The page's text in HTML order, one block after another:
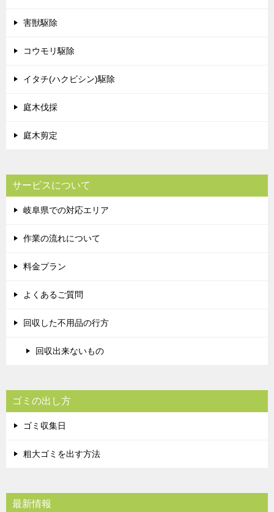
害獣駆除
コウモリ駆除
イタチ(ハクビシン)駆除
庭木伐採
庭木剪定
サービスについて
岐阜県での対応エリア
作業の流れについて
料金プラン
よくあるご質問
回収した不用品の行方
回収出来ないもの
ゴミの出し方
ゴミ収集日
粗大ゴミを出す方法
最新情報